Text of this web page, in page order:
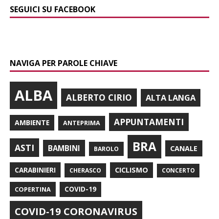
SEGUICI SU FACEBOOK
NAVIGA PER PAROLE CHIAVE
ALBA ALBERTO CIRIO ALTA LANGA
AMBIENTE ANTEPRIMA APPUNTAMENTI
ASTI BAMBINI BAROLO BRA CANALE
CARABINIERI CHERASCO CICLISMO CONCERTO
COPERTINA COVID-19
COVID-19 CORONAVIRUS